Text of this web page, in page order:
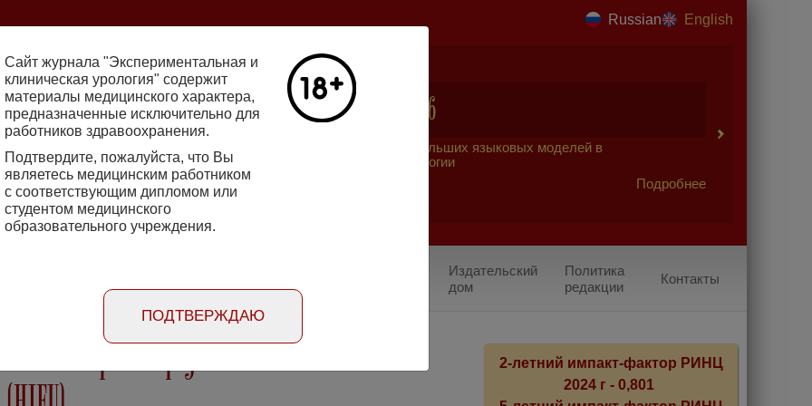
Russian English
2712-8571 10.29188/2222-8543
- основатель НИИ
исследования в НИИ
Подробнее
Номер №2, 2026
Галлюцинации больших языковых моделей в
клинической урологии
Подробнее
i klinicheskaya urologiya
для авторов
рекламодателей
Издательский
дом
Политика
редакции
Контакты
рака предстательной железы
2-летний импакт-фактор РИНЦ
2024 г - 0,801
Сайт журнала "Экспериментальная и
клиническая урология" содержит
материалы медицинского характера,
предназначенные исключительно для
работников здравоохранения.
Подтвердите, пожалуйста, что Вы
являетесь медицинским работником
с соответствующим дипломом или
студентом медицинского
образовательного учреждения.
ПОДТВЕРЖДАЮ